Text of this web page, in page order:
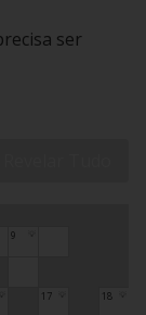
ser
9
17 18